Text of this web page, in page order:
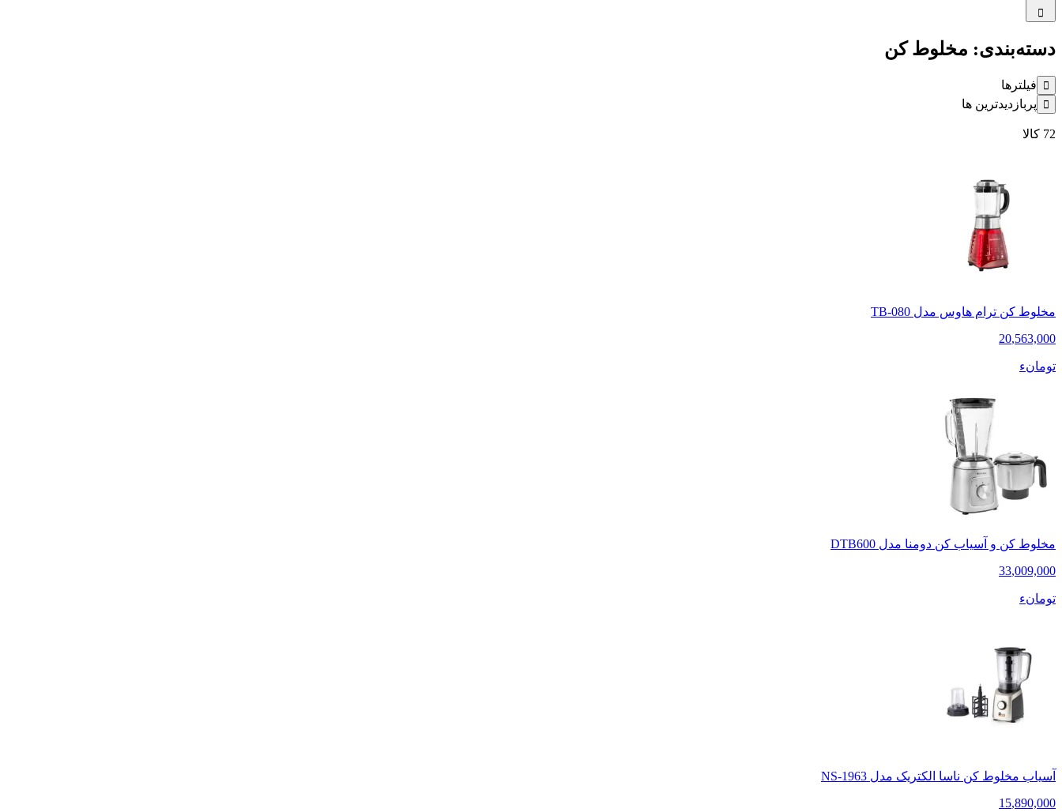
دسته‌بندی: مخلوط کن
فیلترها
پربازدیدترین ها
72 کالا
مخلوط کن ترام هاوس مدل TB-080
20,563,000
تومانء
مخلوط کن و آسیاب کن دومنا مدل DTB600
33,009,000
تومانء
آسیاب مخلوط کن ناسا الکتریک مدل NS-1963
15,890,000